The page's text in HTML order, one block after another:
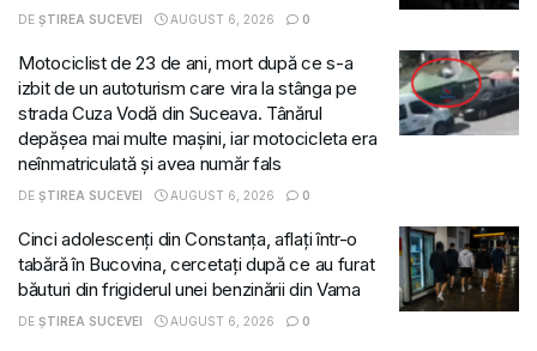
DE ȘTIREA SUCEVEI AUGUST 6, 2026 0
Motociclist de 23 de ani, mort după ce s-a
izbit de un autoturism care vira la stânga pe
strada Cuza Vodă din Suceava. Tânărul
depășea mai multe mașini, iar motocicleta era
neînmatriculată și avea număr fals
DE ȘTIREA SUCEVEI AUGUST 6, 2026 0
Cinci adolescenți din Constanța, aflați într-o
tabără în Bucovina, cercetați după ce au furat
băuturi din frigiderul unei benzinării din Vama
DE ȘTIREA SUCEVEI AUGUST 6, 2026 0